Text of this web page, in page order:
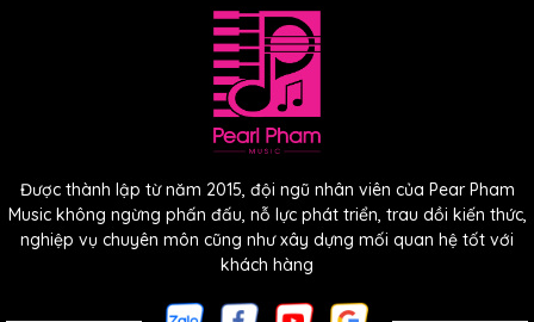
hoàn thiện thủ công tại Madrid.
Giá trị sưu tầm & nghệ
Guitarra del Tiempo làphiên bản giới hạn, được đánh số
seri riêng, đại diện cho135 năm lịch sử thương hiệu José
Ramírez .
Sở hữu cây đàn này không chỉ là sở hữu một nhạc cụ, mà
nắm giữ một phần di sản âm nhạc Tây Ban Nha
Được thành lập từ năm 2015, đội ngũ nhân viên của Pear Pham
Music không ngừng phấn đấu, nỗ lực phát triển, trau dồi kiến thức,
nghiệp vụ chuyên môn cũng như xây dựng mối quan hệ tốt với
khách hàng